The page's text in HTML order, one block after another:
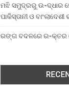
ମଝି ସମୁଦ୍ରରୁ ଉ-ଦ୍ଧାର
ପାକିସ୍ତାନୀ ଓ ବାଂଲାଦେଶୀ
ରଙ୍ଗ ବଦଳରେ ର-କ୍ତର